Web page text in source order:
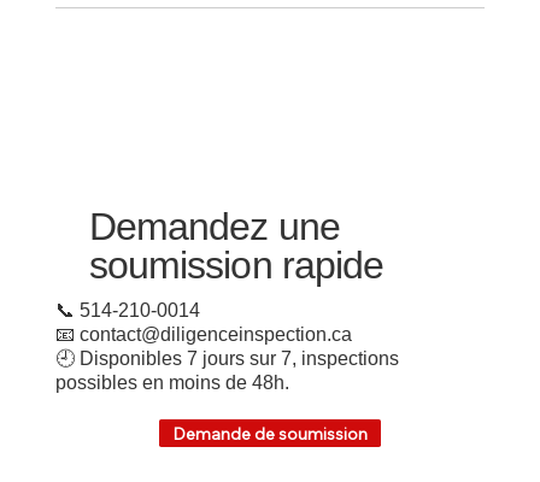
Demandez une
soumission rapide
📞 514-210-0014
📧 contact@diligenceinspection.ca
🕘 Disponibles 7 jours sur 7, inspections
possibles en moins de 48h.
Demande de soumission